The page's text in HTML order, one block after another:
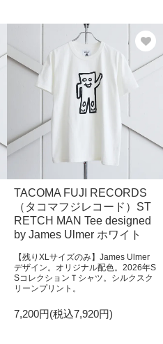
TACOMA FUJI RECORDS
（タコマフジレコード）ST
RETCH MAN Tee designed
by James Ulmer ホワイト
【残りXLサイズのみ】James Ulmer
デザイン。オリジナル配色。2026年S
SコレクションＴシャツ。シルクスク
リーンプリント。
7,200円(税込7,920円)